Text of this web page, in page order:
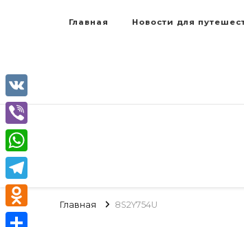
Главная Новости для
Главная 8S2Y754U
VK
Viber
WhatsApp
Telegram
Odnoklassniki